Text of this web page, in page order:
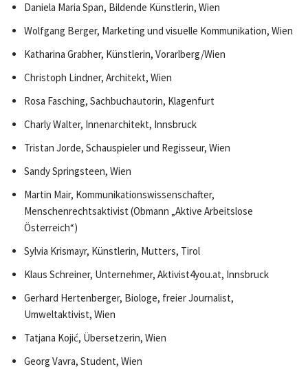
Daniela Maria Span, Bildende Künstlerin, Wien
Wolfgang Berger, Marketing und visuelle Kommunikation, Wien
Katharina Grabher, Künstlerin, Vorarlberg/Wien
Christoph Lindner, Architekt, Wien
Rosa Fasching, Sachbuchautorin, Klagenfurt
Charly Walter, Innenarchitekt, Innsbruck
Tristan Jorde, Schauspieler und Regisseur, Wien
Sandy Springsteen, Wien
Martin Mair, Kommunikationswissenschafter,
Menschenrechtsaktivist (Obmann „Aktive Arbeitslose
Österreich“)
Sylvia Krismayr, Künstlerin, Mutters, Tirol
Klaus Schreiner, Unternehmer, Aktivist4you.at, Innsbruck
Gerhard Hertenberger, Biologe, freier Journalist,
Umweltaktivist, Wien
Tatjana Kojić, Übersetzerin, Wien
Georg Vavra, Student, Wien